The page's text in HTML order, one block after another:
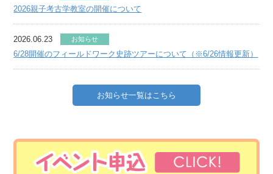
2026親子考古学教室の開催について
2026.06.23 お知らせ
6/28開催のフィールドワーク史跡ツアーについて（※6/26情報更新）
お知らせ一覧はこちら